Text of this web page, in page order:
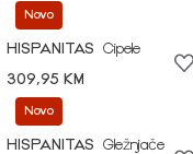
Novo
HISPANITAS
Cipele
309,95 KM
Novo
HISPANITAS
Gležnjače